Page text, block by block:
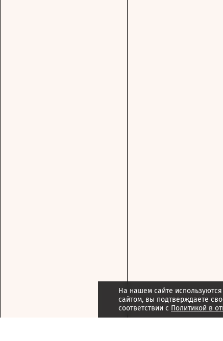
На нашем сайте
сайтом, вы подтверждаете
соответствии с Политикой в